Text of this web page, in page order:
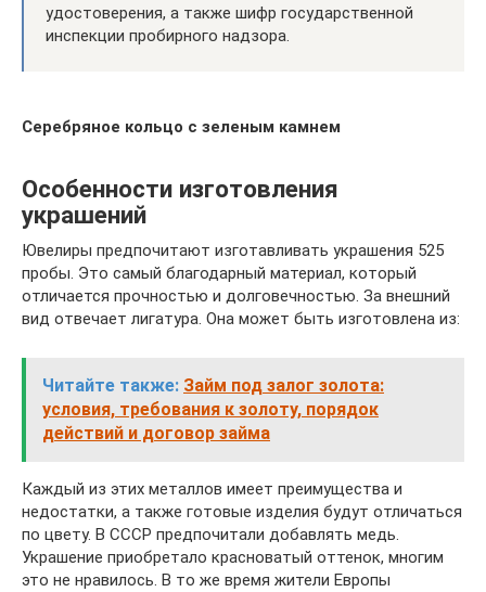
удостоверения, а также шифр государственной
инспекции пробирного надзора.
Серебряное кольцо с зеленым камнем
Особенности изготовления
украшений
Ювелиры предпочитают изготавливать украшения 525
пробы. Это самый благодарный материал, который
отличается прочностью и долговечностью. За внешний
вид отвечает лигатура. Она может быть изготовлена из:
Читайте также: Займ под залог золота:
условия, требования к золоту, порядок
действий и договор займа
Каждый из этих металлов имеет преимущества и
недостатки, а также готовые изделия будут отличаться
по цвету. В СССР предпочитали добавлять медь.
Украшение приобретало красноватый оттенок, многим
это не нравилось. В то же время жители Европы